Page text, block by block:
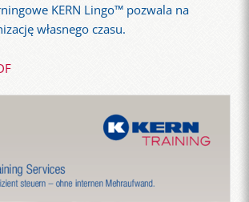
KERN Lingo™ pozwala na
własnego czasu.